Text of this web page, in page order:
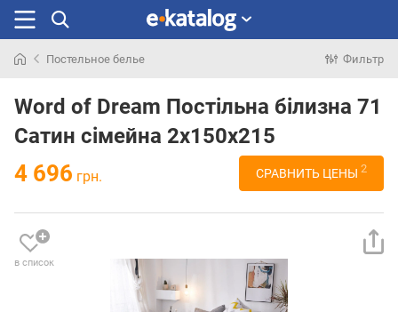
раньше
Постельное белье Фильтр
Word of Dream Постільна білизна 71
Сатин сімейна 2х150х215
4 696 грн. СРАВНИТЬ ЦЕНЫ 2
в список